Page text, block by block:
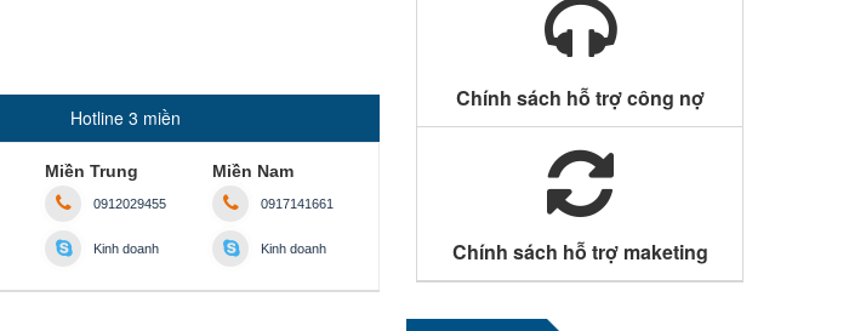
Hotline 3 miền
Miền Trung
0912029455
Kinh doanh
Miền Nam
0917141661
Kinh doanh
Chính sách hỗ trợ công nợ
Chính sách hỗ trợ maketing